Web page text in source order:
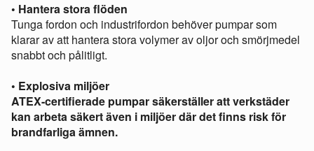
• Hantera stora flöden
Tunga fordon och industrifordon behöver pumpar som
klarar av att hantera stora volymer av oljor och smörjmedel
snabbt och pålitligt.
• Explosiva miljöer
ATEX-certifierade pumpar säkerställer att verkstäder
kan arbeta säkert även i miljöer där det finns risk för
brandfarliga ämnen.